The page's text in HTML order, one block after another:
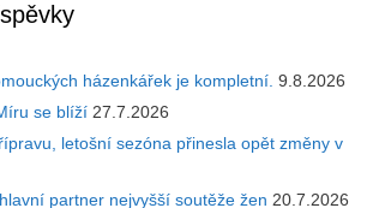
házenkářek je kompletní. 9.8.2026
se blíží 27.7.2026
letošní sezóna přinesla opět změny v
partner nejvyšší soutěže žen 20.7.2026